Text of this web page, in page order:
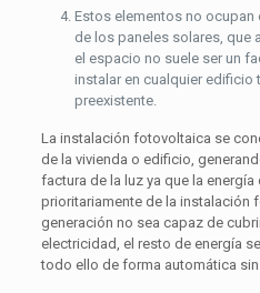
Estos elementos no
de los paneles solares, que
el espacio no suele ser un
instalar en cualquier edificio
preexistente.
La instalación fotovoltaica se
de la vivienda o edificio,
factura de la luz ya que la
prioritariamente de la instalación
generación no sea capaz de
electricidad, el resto de energía
todo ello de forma automática